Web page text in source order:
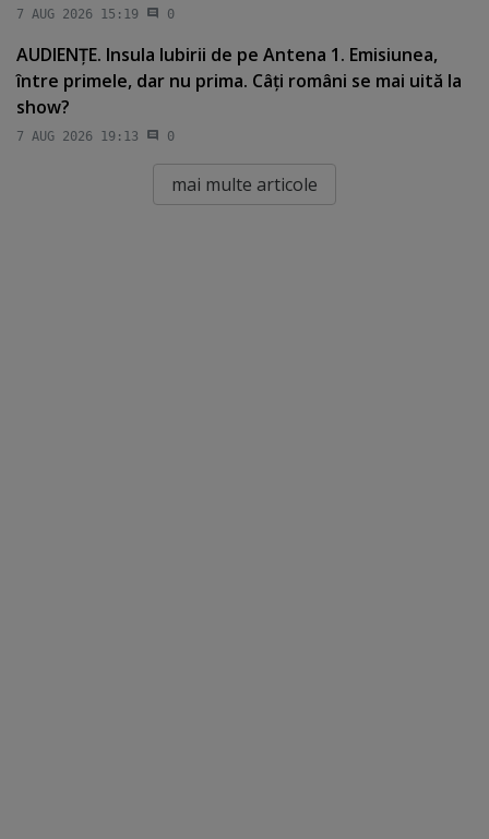
7 AUG 2026 15:19 0
AUDIENŢE. Insula Iubirii de pe Antena 1. Emisiunea,
între primele, dar nu prima. Câţi români se mai uită la
show?
7 AUG 2026 19:13 0
mai multe articole